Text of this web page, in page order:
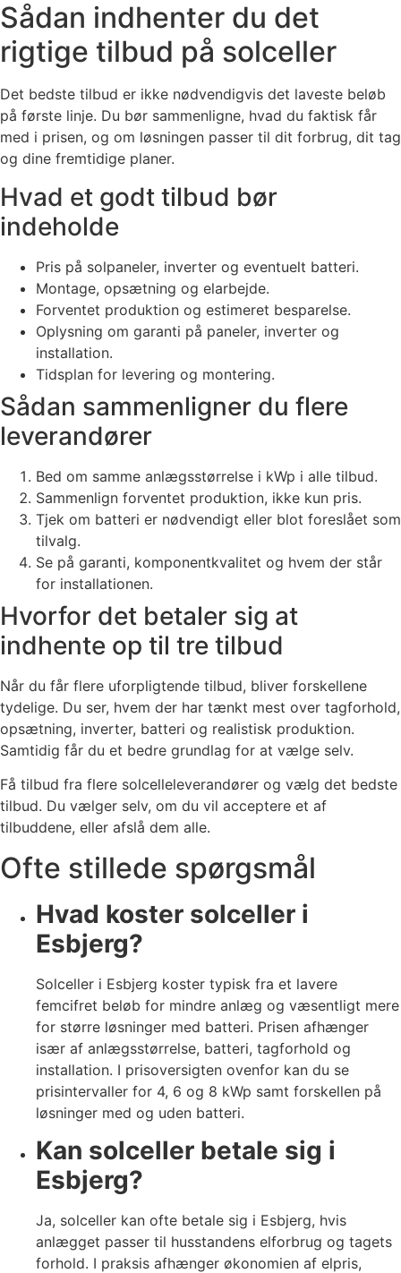
Sådan indhenter du det
rigtige tilbud på solceller
Det bedste tilbud er ikke nødvendigvis det laveste beløb
på første linje. Du bør sammenligne, hvad du faktisk får
med i prisen, og om løsningen passer til dit forbrug, dit tag
og dine fremtidige planer.
Hvad et godt tilbud bør
indeholde
Pris på solpaneler, inverter og eventuelt batteri.
Montage, opsætning og elarbejde.
Forventet produktion og estimeret besparelse.
Oplysning om garanti på paneler, inverter og
installation.
Tidsplan for levering og montering.
Sådan sammenligner du flere
leverandører
Bed om samme anlægsstørrelse i kWp i alle tilbud.
Sammenlign forventet produktion, ikke kun pris.
Tjek om batteri er nødvendigt eller blot foreslået som
tilvalg.
Se på garanti, komponentkvalitet og hvem der står
for installationen.
Hvorfor det betaler sig at
indhente op til tre tilbud
Når du får flere uforpligtende tilbud, bliver forskellene
tydelige. Du ser, hvem der har tænkt mest over tagforhold,
opsætning, inverter, batteri og realistisk produktion.
Samtidig får du et bedre grundlag for at vælge selv.
Få tilbud fra flere solcelleleverandører og vælg det bedste
tilbud. Du vælger selv, om du vil acceptere et af
tilbuddene, eller afslå dem alle.
Ofte stillede spørgsmål
Hvad koster solceller i
Esbjerg?
Solceller i Esbjerg koster typisk fra et lavere
femcifret beløb for mindre anlæg og væsentligt mere
for større løsninger med batteri. Prisen afhænger
især af anlægsstørrelse, batteri, tagforhold og
installation. I prisoversigten ovenfor kan du se
prisintervaller for 4, 6 og 8 kWp samt forskellen på
løsninger med og uden batteri.
Kan solceller betale sig i
Esbjerg?
Ja, solceller kan ofte betale sig i Esbjerg, hvis
anlægget passer til husstandens elforbrug og tagets
forhold. I praksis afhænger økonomien af elpris,